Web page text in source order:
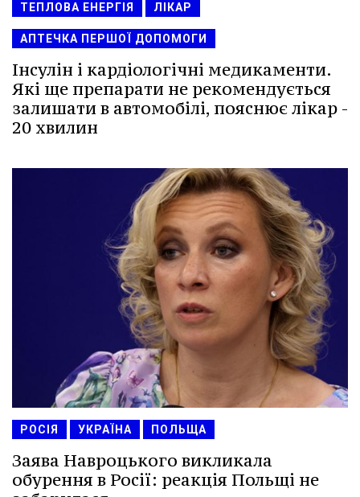
ТЕПЛОВА ЕНЕРГІЯ ЛІКАР
АПТЕЧКА ПЕРШОЇ ДОПОМОГИ
Інсулін і кардіологічні медикаменти.
Які ще препарати не рекомендується
залишати в автомобілі, пояснює лікар -
20 хвилин
РОСІЯ УКРАЇНА ПОЛЬЩА
Заява Навроцького викликала
обурення в Росії: реакція Польщі не